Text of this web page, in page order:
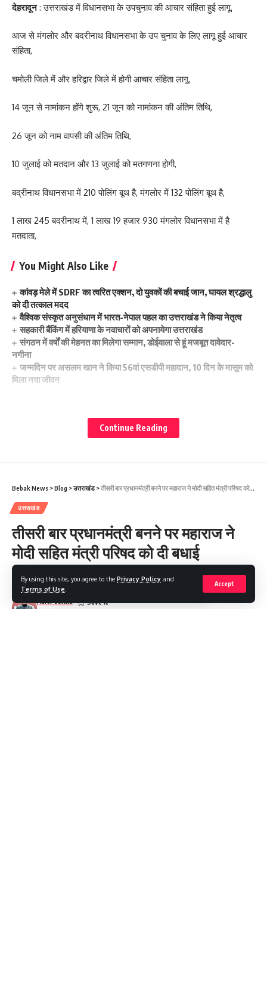
By using this site, you agree to the Privacy Policy and
Terms of Use
Accept
देहरादून: उत्तराखंड में विधानसभा के उपचुनाव की आचार संहिता हुई लागू,
आज से मंगलोर और बदरीनाथ विधानसभा के उप चुनाव के लिए लागू हुई आचार
संहिता,
चमोली जिले में और हरिद्वार जिले में होगी आचार संहिता लागू,
14 जून से नामांकन होंगे शुरू, 21 जून को नामांकन की अंतिम तिथि,
26 जून को नाम वापसी की अंतिम तिथि,
10 जुलाई को मतदान और 13 जुलाई को मतगणना होगी,
बद्रीनाथ विधानसभा में 210 पोलिंग बूथ है, मंगलोर में 132 पोलिंग बूथ है,
1 लाख 245 बदरीनाथ में, 1 लाख 19 हजार 930 मंगलोर विधानसभा में है
मतदाता,
You Might Also Like
कांवड़ मेले में SDRF का त्वरित एक्शन, दो युवकों की बचाई जान, घायल श्रद्धालु
को दी तत्काल मदद
वैश्विक संस्कृत अनुसंधान में भारत-नेपाल पहल का उत्तराखंड ने किया नेतृत्व
सहकारी बैंकिंग में हरियाणा के नवाचारों को अपनायेगा उत्तराखंड
संगठन में वर्षों की मेहनत का मिलेगा सम्मान, डोईवाला से हूं मजबूत दावेदार-
नगीना
जन्मदिन पर असलम खान ने किया 56वां एसडीपी महादान, 10 दिन के मासूम को
मिला नया जीवन
Dehradun news uttrakhand news
Continue Reading
Bebak News >Blog >उत्तराखंड>तीसरी बार प्रधानमंत्री बनने पर महाराज ने मोदी सहित मंत्री परिषद को दी बधाई
उत्तराखंड
तीसरी बार प्रधानमंत्री बनने पर महाराज ने
मोदी सहित मंत्री परिषद को दी बधाई
Aarti Verma
Share 1 Min Read